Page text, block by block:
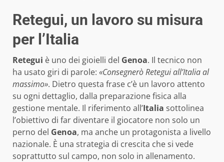
Retegui, un lavoro su misura
per l’Italia
Retegui è uno dei gioielli del Genoa. Il tecnico non
ha usato giri di parole: «Consegnerò Retegui all’Italia al
massimo». Dietro questa frase c’è un lavoro attento
su ogni dettaglio, dalla preparazione fisica alla
gestione mentale. Il riferimento all’Italia sottolinea
l’obiettivo di far diventare il giocatore non solo un
perno del Genoa, ma anche un protagonista a livello
nazionale. È una strategia di crescita che si vede
soprattutto sul campo, non solo in allenamento.